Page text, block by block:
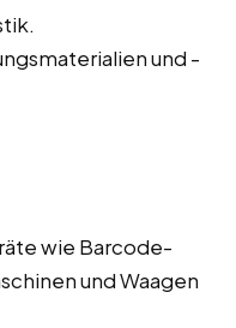
und -
wie Barcode-
und Waagen